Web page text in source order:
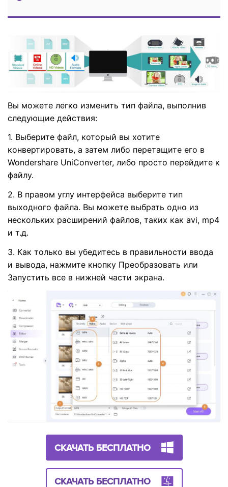
Вы можете легко изменить тип файла, выполнив
следующие действия:
1. Выберите файл, который вы хотите
конвертировать, а затем либо перетащите его в
Wondershare UniConverter, либо просто перейдите к
файлу.
2. В правом углу интерфейса выберите тип
выходного файла. Вы можете выбрать одно из
нескольких расширений файлов, таких как avi, mp4
и т.д.
3. Как только вы убедитесь в правильности ввода
и вывода, нажмите кнопку Преобразовать или
Запустить все в нижней части экрана.
СКАЧАТЬ БЕСПЛАТНО
СКАЧАТЬ БЕСПЛАТНО